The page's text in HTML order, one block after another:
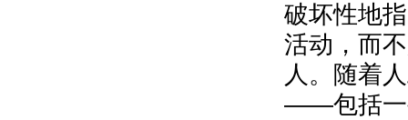
破坏性地
活动，而
人。随着
——包括一